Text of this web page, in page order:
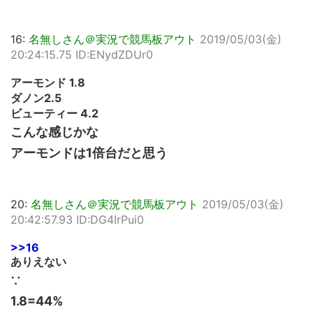
16: 名無しさん＠実況で競馬板アウト 2019/05/03(金)
20:24:15.75 ID:ENydZDUr0
アーモンド 1.8
ダノン2.5
ビューティー 4.2
こんな感じかな
アーモンドは1倍台だと思う
20: 名無しさん＠実況で競馬板アウト 2019/05/03(金)
20:42:57.93 ID:DG4IrPui0
>>16
ありえない
∵
1.8=44%